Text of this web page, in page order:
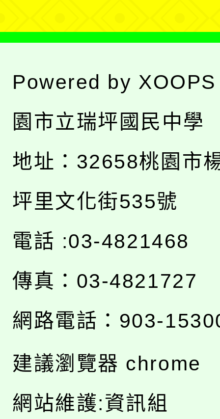
Powered by XOOPS
園市立瑞坪國民中學
地址： 32658桃園市
坪里文化街535號
電話 :03-4821468
傳真：03-4821727
網路電話：903-
建議瀏覽器 chrome
網站維護:資訊組